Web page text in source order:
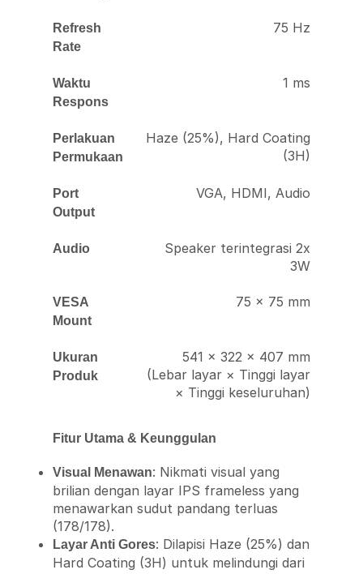
Refresh
Rate
75 Hz
Waktu
Respons
1 ms
Perlakuan
Permukaan
Haze (25%), Hard Coating
(3H)
Port
Output
VGA, HDMI, Audio
Audio
Speaker terintegrasi 2x
3W
VESA
Mount
75 × 75 mm
Ukuran
Produk
541 × 322 × 407 mm
(Lebar layar × Tinggi layar
× Tinggi keseluruhan)
Fitur Utama & Keunggulan
Visual Menawan: Nikmati visual yang
brilian dengan layar IPS frameless yang
menawarkan sudut pandang terluas
(178/178).
Layar Anti Gores: Dilapisi Haze (25%) dan
Hard Coating (3H) untuk melindungi dari